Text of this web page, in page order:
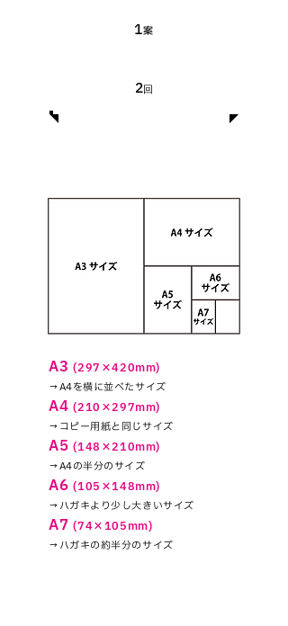
​1案
​2回
A3(297×420mm)
→A4を横に並べたサイズ
A4(210×297mm)
→コピー用紙と同じサイズ
A5(148×210mm)
→A4の半分のサイズ
A6(105×148mm)
→ハガキより少し大きいサイズ
A7(74×105mm)
→ハガキの約半分のサイズ